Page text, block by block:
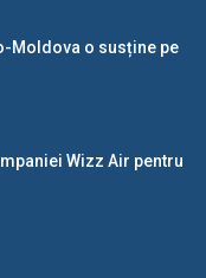
Moldova o susține pe
Wizz Air pentru